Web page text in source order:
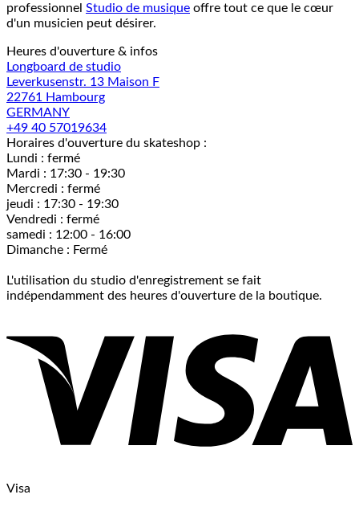
professionnel Studio de musique offre tout ce que le cœur
d'un musicien peut désirer.
Heures d'ouverture & infos
Longboard de studio
Leverkusenstr. 13 Maison F
22761 Hambourg
GERMANY
+49 40 57019634
Horaires d'ouverture du skateshop :
Lundi : fermé
Mardi : 17:30 - 19:30
Mercredi : fermé
jeudi : 17:30 - 19:30
Vendredi : fermé
samedi : 12:00 - 16:00
Dimanche : Fermé
L'utilisation du studio d'enregistrement se fait
indépendamment des heures d'ouverture de la boutique.
Visa